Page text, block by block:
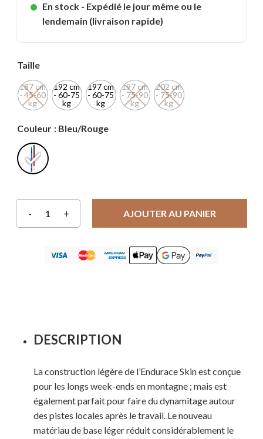
En stock - Expédié le jour même ou le
lendemain (livraison rapide)
Taille
187 cm
- 45-60
kg
192 cm
- 60-75
kg
197 cm
- 60-75
kg
197 cm
- 75-90
kg
202 cm
- 75-90
kg
Couleur : Bleu/Rouge
AJOUTER AU PANIER
DESCRIPTION
La construction légère de l’Endurace Skin est conçue
pour les longs week-ends en montagne ; mais est
également parfait pour faire du dynamitage autour
des pistes locales après le travail. Le nouveau
matériau de base léger réduit considérablement le